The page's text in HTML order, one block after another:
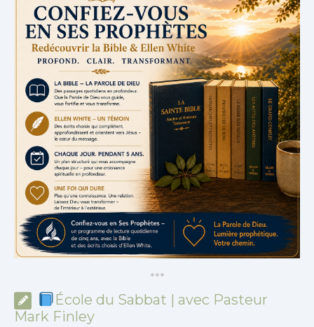
***
École du Sabbat | avec Pasteur
Mark Finley